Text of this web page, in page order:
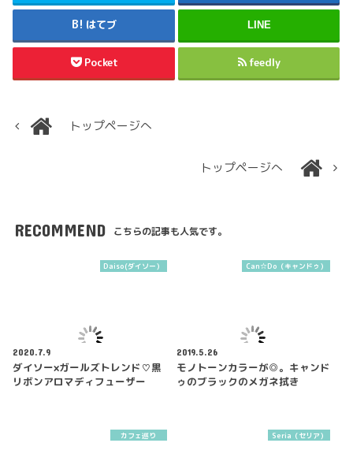
はてブ LINE
Pocket feedly
トップページへ
トップページへ
RECOMMEND こちらの記事も人気です。
Daiso(ダイソー）
2020.7.9
ダイソー×ガールズトレンド♡黒
リボンアロマディフューザー
Can☆Do（キャンドゥ）
2019.5.26
モノトーンカラーが◎。キャンド
ゥのブラックのメガネ拭き
カフェ巡り Seria（セリア）